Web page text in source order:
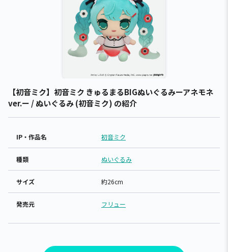
【初音ミク】初音ミク きゅるまるBIGぬいぐるみーアネモネ
ver.ー / ぬいぐるみ (初音ミク) の紹介
IP・作品名 初音ミク
種類 ぬいぐるみ
サイズ 約26cm
発売元 フリュー